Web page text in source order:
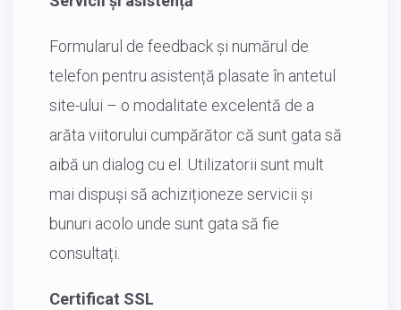
Formularul de feedback și numărul de
telefon pentru asistență plasate în antetul
site-ului – o modalitate excelentă de a
arăta viitorului cumpărător că sunt gata să
aibă un dialog cu el. Utilizatorii sunt mult
mai dispuși să achiziționeze servicii și
bunuri acolo unde sunt gata să fie
consultați.
Certificat SSL